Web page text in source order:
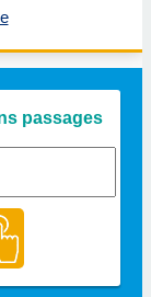
passages